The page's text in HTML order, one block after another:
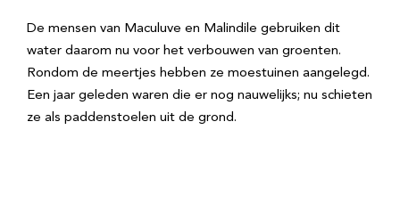
De mensen van Maculuve en Malindile gebruiken dit
water daarom nu voor het verbouwen van groenten.
Rondom de meertjes hebben ze moestuinen aangelegd.
Een jaar geleden waren die er nog nauwelijks; nu schieten
ze als paddenstoelen uit de grond.